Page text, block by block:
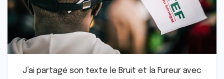
J’ai partagé son texte le Bruit et la Fureur avec